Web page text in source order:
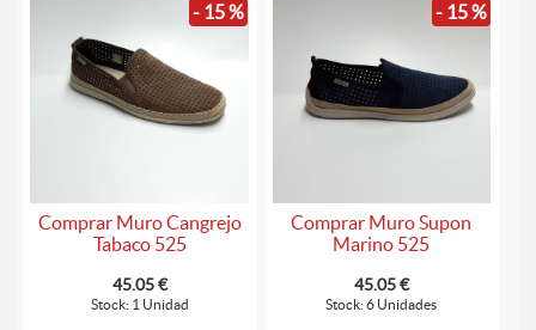
- 15 %
Comprar Muro Cangrejo
Tabaco 525
45.05 €
Stock: 1 Unidad
- 15 %
Comprar Muro Supon
Marino 525
45.05 €
Stock: 6 Unidades